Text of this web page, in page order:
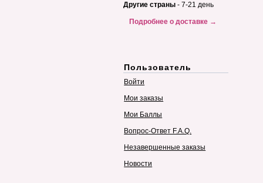
Другие страны - 7-21 день
Подробнее о доставке →
Пользователь
Войти
Мои заказы
Мои Баллы
Вопрос-Ответ F.A.Q.
Незавершенные заказы
Новости